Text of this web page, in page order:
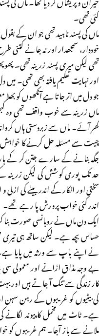
گئی تھی۔
ماں کی پسند ناہید تھی جو ان کے
خوددار، سمجھدار اور نہ جانے
تھی لیکن میری پسند زرینہ تھی۔
اور نہایت تعلیم یافتہ بھی تھی۔
جو دل میں اتر جاتا ہے آنکھوں کو
ماں زرینہ سے خوب واقف تھی وہ
گھر آئے۔ ماں سے زبردستی ہاں
چیت سے مسئلہ حل کرنے کا خواہش
جگہ بنانے کے سارے جتن کر کے
حد تک پوری کوشش کی لیکن زرینہ
سختی اور انکار کے اندر بیٹے کی
اندر کئی خواب پرورش پا رہے تھے۔
ایک دن ماں نے روہانسی صورت بنا
حساس بچہ ہے۔ لیکن ساتھ ہی
نے اپنے باپ سے ورثہ میں پایا
بے وجہ مذاق اڑانے اور معمولی
کار زندگی سے تنگ آ جاتے ہیں اور
کی بیٹیوں کو غریبوں کے رہن
ہے۔ ٹاٹ میں مخمل کا پیوند
ملانے سے باز آجا۔ ہم غریبوں کو